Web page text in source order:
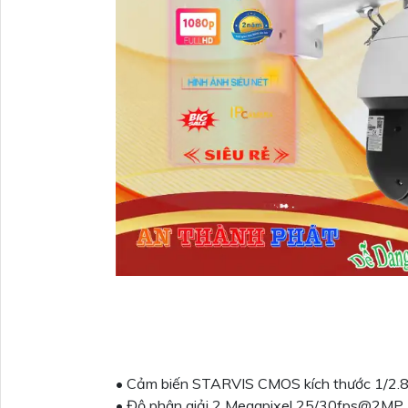
• Cảm biến STARVIS CMOS kích thước 1/